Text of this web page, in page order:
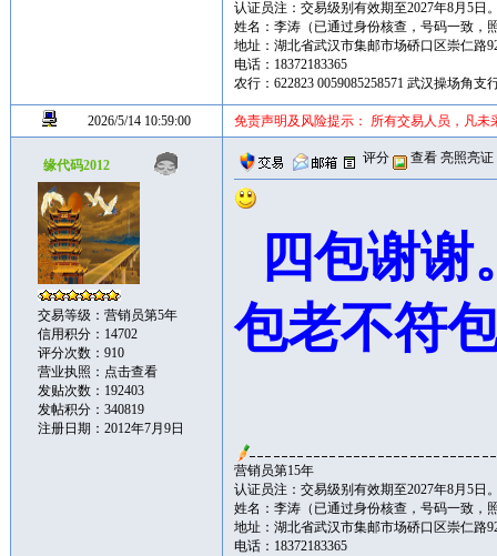
认证员注：交易级别有效期至2027年8月5日
姓名：李涛（已通过身份核查，号码一致，
地址：湖北省武汉市集邮市场硚口区崇仁路
电话：18372183365
农行：622823 0059085258571 武汉操场角支
2026/5/14 10:59:00 免责声明及风险提示： 所有交易人员，凡
缘代码2012
交易等级：营销员第5年
信用积分：14702
评分次数：910
营业执照： 点击查看
发贴次数：192403
发帖积分：340819
注册日期：2012年7月9日
评分 查看 亮照亮证
四包谢
包老不符
营销员第15年
认证员注：交易级别有效期至2027年8月5日
姓名：李涛（已通过身份核查，号码一致，
地址：湖北省武汉市集邮市场硚口区崇仁路
电话：18372183365